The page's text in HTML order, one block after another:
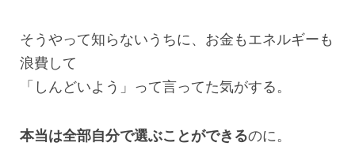
そうやって知らないうちに、お金もエネルギーも
浪費して
「しんどいよう」って言ってた気がする。
本当は全部自分で選ぶことができるのに。